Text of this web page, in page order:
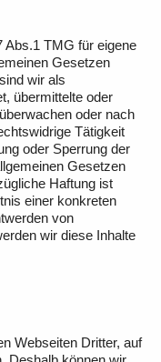
Abs.1 TMG für eigene
Gesetzen
wir als
übermittelte oder
oder nach
Tätigkeit
oder Sperrung der
Gesetzen
Haftung ist
einer konkreten
von
wir diese Inhalte
Webseiten Dritter, auf